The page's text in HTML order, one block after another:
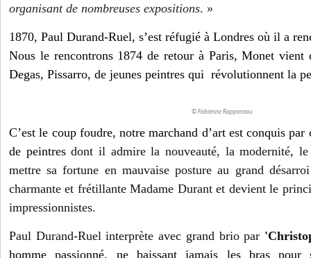
organisant de nombreuses expositions. »
1870, Paul Durand-Ruel, s’est réfugié à Londres où il a
Nous le rencontrons 1874 de retour à Paris, Monet
Degas, Pissarro, de jeunes peintres qui révolutionnent la
© Fabienne Rappeneau
C’est le coup foudre, notre marchand d’art est conquis
de peintresdont il admire la nouveauté, la modernité,
mettre sa fortune en mauvaise posture au grand
charmante et frétillante Madame Durant et devient le
impressionnistes.
Paul Durand-Ruel interprète avec grand brio par
homme passionné, ne baissant jamais les bras